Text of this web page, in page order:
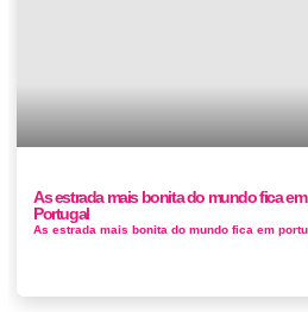
As estrada mais bonita do mundo fica em
Portugal